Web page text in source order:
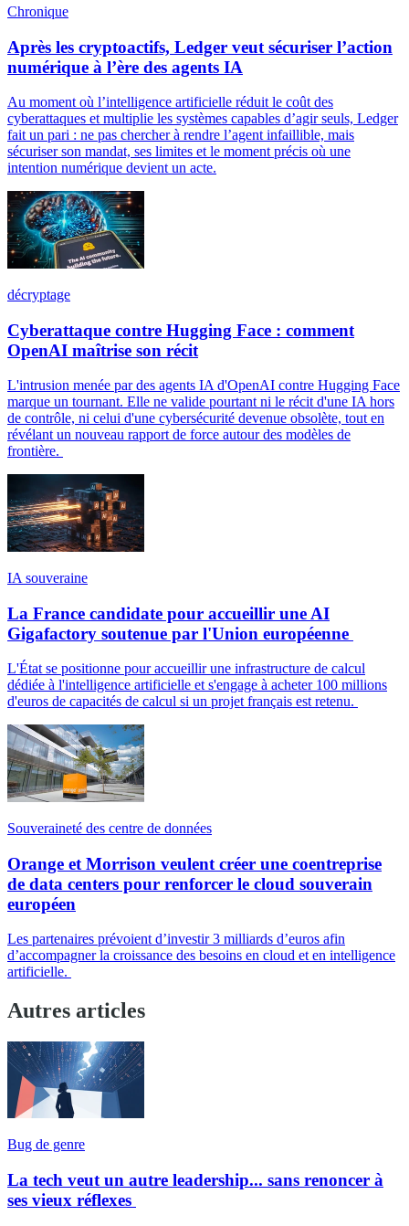
Chronique
Après les cryptoactifs, Ledger veut sécuriser l’action
numérique à l’ère des agents IA
Au moment où l’intelligence artificielle réduit le coût des
cyberattaques et multiplie les systèmes capables d’agir seuls, Ledger
fait un pari : ne pas chercher à rendre l’agent infaillible, mais
sécuriser son mandat, ses limites et le moment précis où une
intention numérique devient un acte.
décryptage
Cyberattaque contre Hugging Face : comment
OpenAI maîtrise son récit
L'intrusion menée par des agents IA d'OpenAI contre Hugging Face
marque un tournant. Elle ne valide pourtant ni le récit d'une IA hors
de contrôle, ni celui d'une cybersécurité devenue obsolète, tout en
révélant un nouveau rapport de force autour des modèles de
frontière.
IA souveraine
La France candidate pour accueillir une AI
Gigafactory soutenue par l'Union européenne
L'État se positionne pour accueillir une infrastructure de calcul
dédiée à l'intelligence artificielle et s'engage à acheter 100 millions
d'euros de capacités de calcul si un projet français est retenu.
Souveraineté des centre de données
Orange et Morrison veulent créer une coentreprise
de data centers pour renforcer le cloud souverain
européen
Les partenaires prévoient d’investir 3 milliards d’euros afin
d’accompagner la croissance des besoins en cloud et en intelligence
artificielle.
Autres articles
Bug de genre
La tech veut un autre leadership... sans renoncer à
ses vieux réflexes